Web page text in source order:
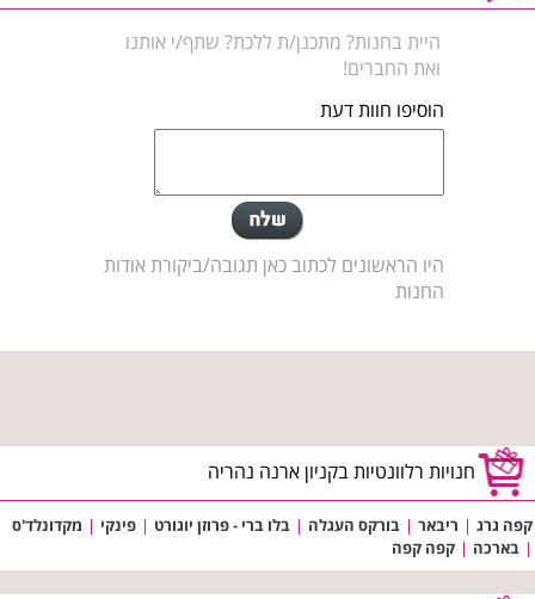
היית בחנות? מתכנן/ת ללכת? שתף/י אותנו
ואת החברים!
הוסיפו חוות דעת
היו הראשונים לכתוב כאן תגובה/ביקורת אודות
החנות
חנויות רלוונטיות בקניון ארנה נהריה
קפה גרג | ריבאר | בורקס העגלה | בלו ברי - פרוזן יוגורט | פינקי | מקדונלד'ס
| בארכה | קפה קפה